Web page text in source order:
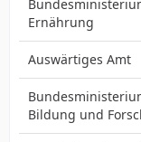
Ernährung
Auswärtiges Amt
Bildung und